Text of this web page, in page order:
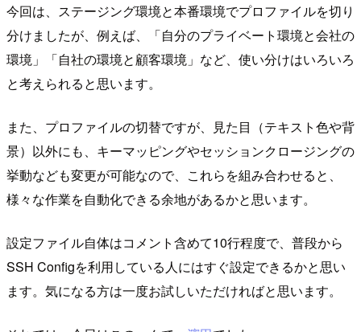
今回は、ステージング環境と本番環境でプロファイルを切り
分けましたが、例えば、「自分のプライベート環境と会社の
環境」「自社の環境と顧客環境」など、使い分けはいろいろ
と考えられると思います。
また、プロファイルの切替ですが、見た目（テキスト色や背
景）以外にも、キーマッピングやセッションクロージングの
挙動なども変更が可能なので、これらを組み合わせると、
様々な作業を自動化できる余地があるかと思います。
設定ファイル自体はコメント含めて10行程度で、普段から
SSH Configを利用している人にはすぐ設定できるかと思い
ます。気になる方は一度お試しいただければと思います。